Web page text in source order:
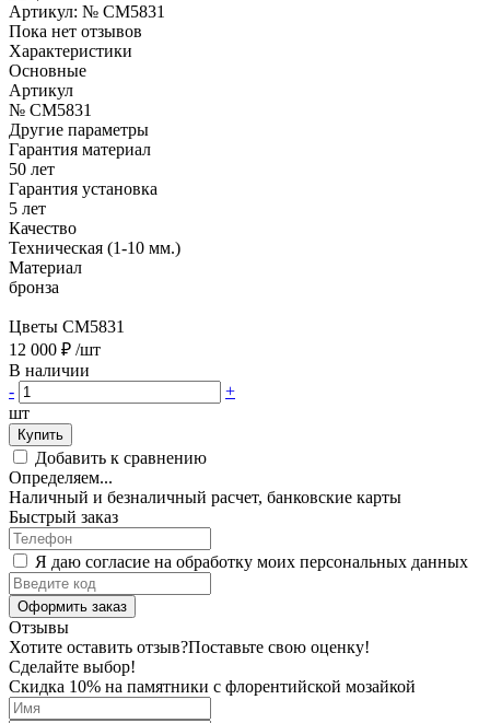
Артикул: № CM5831
Пока нет отзывов
Характеристики
Основные
Артикул
№ CM5831
Другие параметры
Гарантия материал
50 лет
Гарантия установка
5 лет
Качество
Техническая (1-10 мм.)
Материал
бронза
Цветы CM5831
12 000 ₽ /шт
В наличии
-
+
шт
Купить
Добавить к сравнению
Определяем...
Наличный и безналичный расчет, банковские карты
Быстрый заказ
Я даю согласие на обработку моих персональных данных
Оформить заказ
Отзывы
Хотите оставить отзыв?Поставьте свою оценку!
Сделайте выбор!
Скидка 10% на памятники с флорентийской мозайкой